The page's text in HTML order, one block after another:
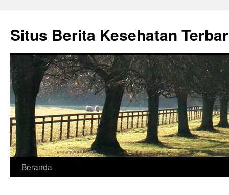
Situs Berita Kesehatan
Langsung
Beranda